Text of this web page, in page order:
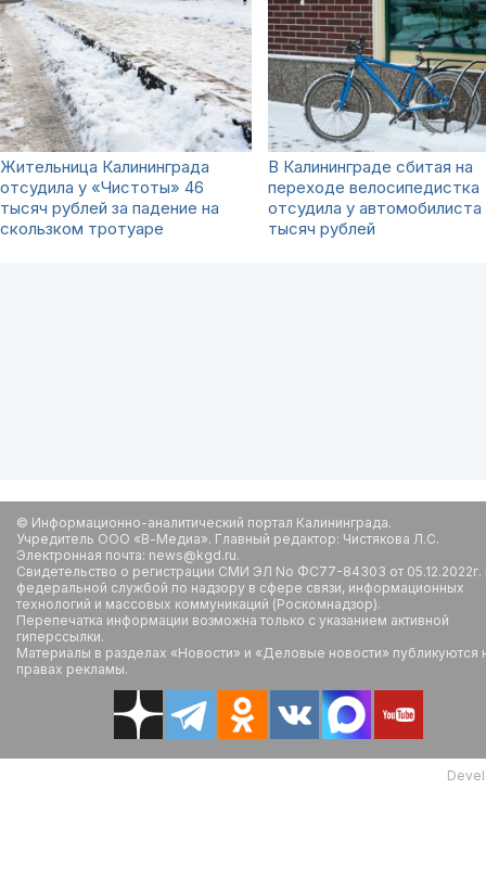
Жительница Калининграда
отсудила у «Чистоты» 46
тысяч рублей за падение на
скользком тротуаре
В Калининграде сбитая на
переходе велосипедистка
отсудила у автомобилиста
тысяч рублей
© Информационно-аналитический портал Калининграда.
Учредитель ООО «В-Медиа». Главный редактор: Чистякова Л.С.
Электронная почта: news@kgd.ru.
Свидетельство о регистрации СМИ ЭЛ No ФС77-84303 от
федеральной службой по надзору в сфере связи, информационных
технологий и массовых коммуникаций (Роскомнадзор).
Перепечатка информации возможна только с указанием активной
гиперссылки.
Материалы в разделах «Новости» и «Деловые новости» публикуются
правах рекламы.